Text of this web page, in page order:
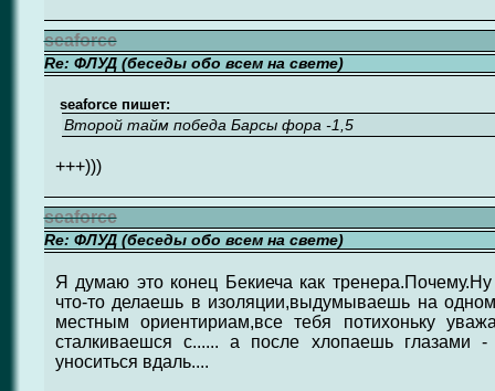
seaforce
Re: ФЛУД (беседы обо всем на свете)
seaforce пишет:
Второй тайм победа Барсы фора -1,5
+++)))
seaforce
Re: ФЛУД (беседы обо всем на свете)
Я думаю это конец Бекиеча как
что-то делаешь в изоляции,выдумываешь на
местным ориентириам,все тебя потихоньку
сталкиваешся с...... а после хлопаешь глазами
уноситься вдаль....